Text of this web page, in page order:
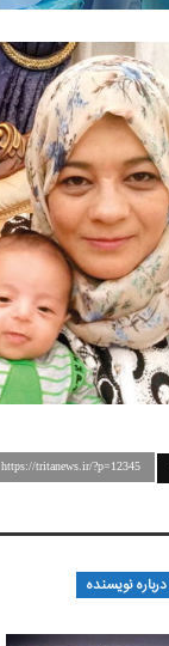
https://tritanews.ir/?p=12345
درباره نویسنده